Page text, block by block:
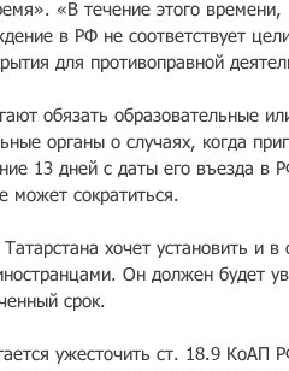
«В течение этого
в РФ не соответствует
для противоправной
обязать образовательные
органы о случаях, когда
13 дней с даты его въезда в
может сократиться.
хочет установить и
Он должен будет
срок.
ужесточить ст. 18.9 КоАП